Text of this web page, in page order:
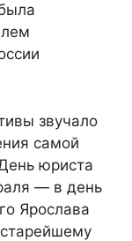
звучало
самой
юриста
— в день
Ярослава